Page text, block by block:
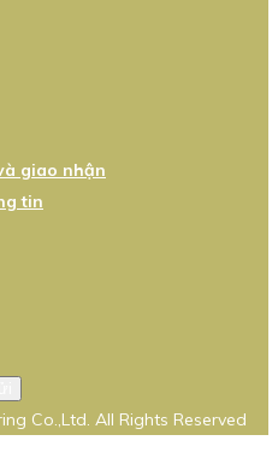
giao nhận
tin
Co.,Ltd. All Rights Reserved